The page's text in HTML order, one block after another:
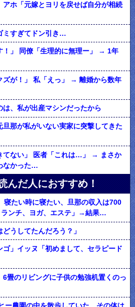
アホ「元嫁とヨリを戻せば自分が相続
ミすぎてドン引き…
！」 同僚「生理的に無理ー」 → 1年
ズが！」 私「えっ」 → 離婚から数年
、私が出産マシンだったから
旦那が私がいない実家に突撃してきた
てない」 医者「これは…」 → まさか
なかった…
んだ人におすすめ！
寝たい時に寝たい、旦那の収入は700
ランチ、ヨガ、エステ」→結果…
うしてたんだろう？」
」イッヌ「初めまして、セラピード
畳のリビングに子供の勉強机置くのっ